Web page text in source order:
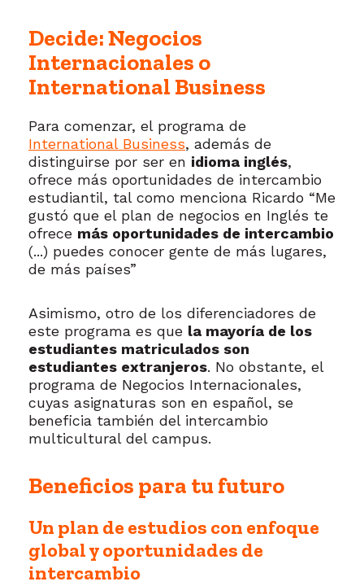
Decide: Negocios
Internacionales o
International Business
Para comenzar, el programa de
International Business, además de
distinguirse por ser en idioma inglés,
ofrece más oportunidades de intercambio
estudiantil, tal como menciona Ricardo “Me
gustó que el plan de negocios en Inglés te
ofrece más oportunidades de intercambio
(...) puedes conocer gente de más lugares,
de más países”
Asimismo, otro de los diferenciadores de
este programa es que la mayoría de los
estudiantes matriculados son
estudiantes extranjeros. No obstante, el
programa de Negocios Internacionales,
cuyas asignaturas son en español, se
beneficia también del intercambio
multicultural del campus.
Beneficios para tu futuro
Un plan de estudios con enfoque
global y oportunidades de
intercambio